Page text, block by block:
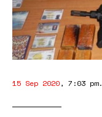
15 Sep 2020, 7:03 pm.